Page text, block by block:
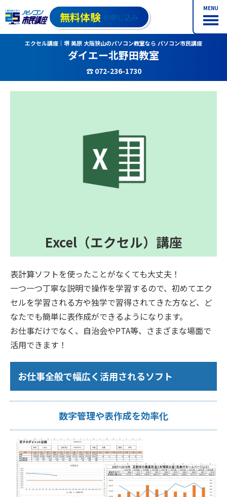
MENU
無料体験 お申し込み
エクセル講座｜堺 美原 大阪狭山のパソコン教室なら パソコン市民講座
ダイエー北野田教室
☎ 072-236-1730
Excel（エクセル）講座
表計算ソフトを使ったことがなくても大丈夫！
一つ一つ丁寧な説明で操作を学習するので、初めてエク
セルを学習される方や独学で習得されてきた方など、ど
なたでも簡単に表作成ができるようになります。
お仕事だけでなく、自治会やPTA等、さまざまな場面で
活用できます！
お仕事全般で幅広く活用されるソフト
数字管理や表作成を効率化